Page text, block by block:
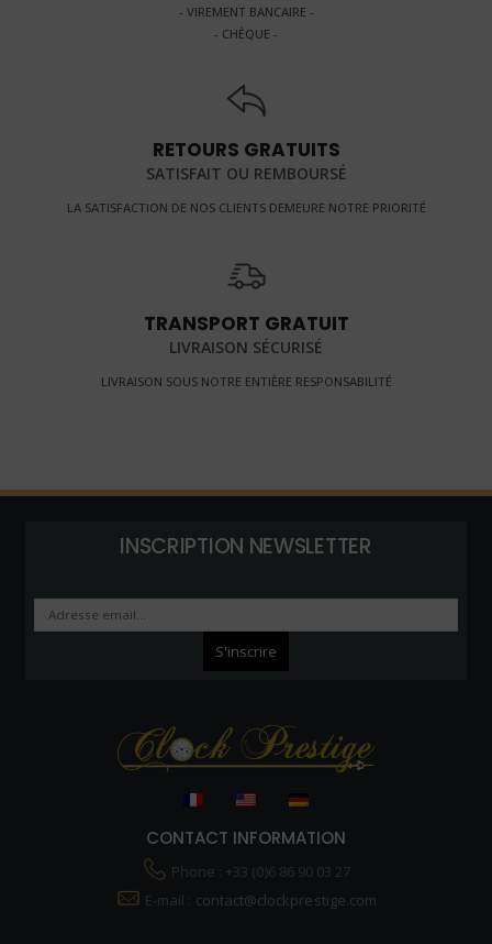
- VIREMENT BANCAIRE -
- CHÈQUE -
RETOURS GRATUITS
SATISFAIT OU REMBOURSÉ
LA SATISFACTION DE NOS CLIENTS DEMEURE NOTRE PRIORITÉ
TRANSPORT GRATUIT
LIVRAISON SÉCURISÉ
LIVRAISON SOUS NOTRE ENTIÈRE RESPONSABILITÉ
INSCRIPTION NEWSLETTER
CONTACT INFORMATION
Phone : +33 (0)6 86 90 03 27
E-mail : contact@clockprestige.com